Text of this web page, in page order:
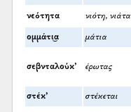
νεότητα νιότη, νιάτα
ομμάτι͜α μάτια
σεβνταλούκ’ έρωτας
στέκ’ στέκεται